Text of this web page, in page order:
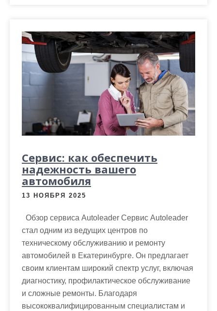
Сервис: как обеспечить
надежность вашего
автомобиля
13 НОЯБРЯ 2025
Обзор сервиса Autoleader Сервис Autoleader
стал одним из ведущих центров по
техническому обслуживанию и ремонту
автомобилей в Екатеринбурге. Он предлагает
своим клиентам широкий спектр услуг, включая
диагностику, профилактическое обслуживание
и сложные ремонты. Благодаря
высококвалифицированным специалистам и